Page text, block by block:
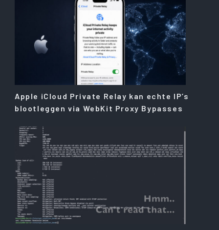
Apple iCloud Private Relay kan echte IP’s
blootleggen via WebKit Proxy Bypasses